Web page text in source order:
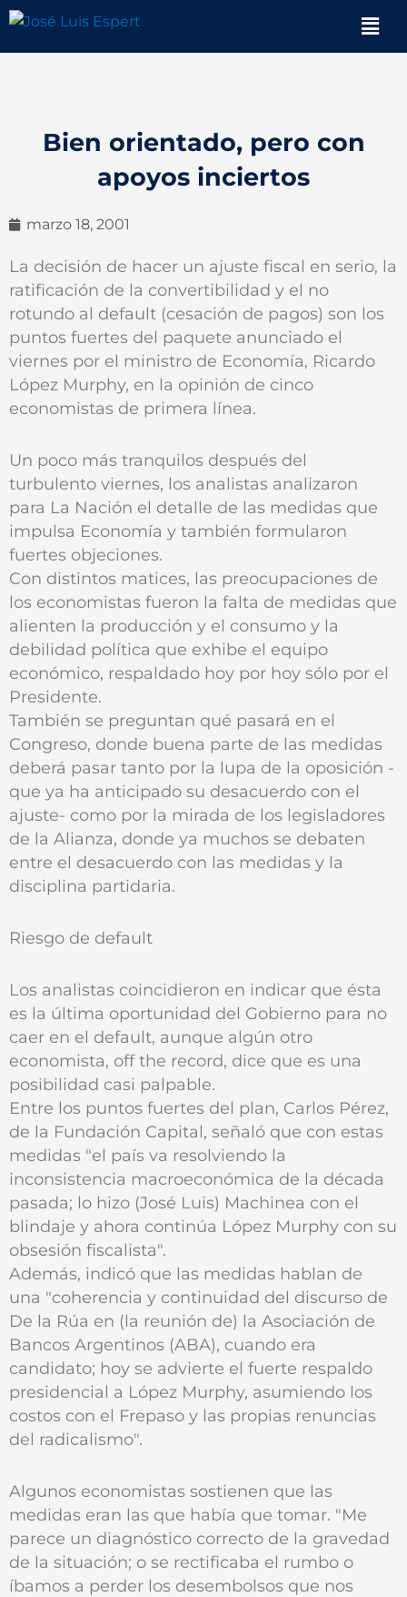
contenido
Bien orientado, pero con
apoyos inciertos
marzo 18, 2001
La decisión de hacer un ajuste fiscal en serio, la
ratificación de la convertibilidad y el no
rotundo al default (cesación de pagos) son los
puntos fuertes del paquete anunciado el
viernes por el ministro de Economía, Ricardo
López Murphy, en la opinión de cinco
economistas de primera línea.
Un poco más tranquilos después del
turbulento viernes, los analistas analizaron
para La Nación el detalle de las medidas que
impulsa Economía y también formularon
fuertes objeciones.
Con distintos matices, las preocupaciones de
los economistas fueron la falta de medidas que
alienten la producción y el consumo y la
debilidad política que exhibe el equipo
económico, respaldado hoy por hoy sólo por el
Presidente.
También se preguntan qué pasará en el
Congreso, donde buena parte de las medidas
deberá pasar tanto por la lupa de la oposición -
que ya ha anticipado su desacuerdo con el
ajuste- como por la mirada de los legisladores
de la Alianza, donde ya muchos se debaten
entre el desacuerdo con las medidas y la
disciplina partidaria.
Riesgo de default
Los analistas coincidieron en indicar que ésta
es la última oportunidad del Gobierno para no
caer en el default, aunque algún otro
economista, off the record, dice que es una
posibilidad casi palpable.
Entre los puntos fuertes del plan, Carlos Pérez,
de la Fundación Capital, señaló que con estas
medidas "el país va resolviendo la
inconsistencia macroeconómica de la década
pasada; lo hizo (José Luis) Machinea con el
blindaje y ahora continúa López Murphy con su
obsesión fiscalista".
Además, indicó que las medidas hablan de
una "coherencia y continuidad del discurso de
De la Rúa en (la reunión de) la Asociación de
Bancos Argentinos (ABA), cuando era
candidato; hoy se advierte el fuerte respaldo
presidencial a López Murphy, asumiendo los
costos con el Frepaso y las propias renuncias
del radicalismo".
Algunos economistas sostienen que las
medidas eran las que había que tomar. "Me
parece un diagnóstico correcto de la gravedad
de la situación; o se rectificaba el rumbo o
íbamos a perder los desembolsos que nos